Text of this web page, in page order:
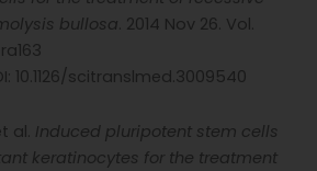
bullosa. 2014 Nov 26. Vol.
10.1126/scitranslmed.3009540
al. Induced pluripotent stem cells
keratinocytes for the treatment